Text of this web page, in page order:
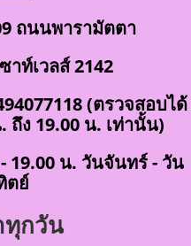
ถนนพารามัตตา
าท์เวลส์ 2142
(ตรวจสอบได้
ถึง 19.00 น. เท่านั้น)
19.00 น. วันจันทร์ - วัน
ตย์
ทุกวัน